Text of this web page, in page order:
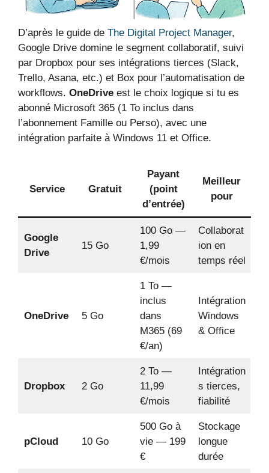
D’après le guide de The Digital Project Manager,
Google Drive domine le segment collaboratif, suivi
par Dropbox pour ses intégrations tierces (Slack,
Trello, Asana, etc.) et Box pour l’automatisation de
workflows. OneDrive est le choix logique si tu es
abonné Microsoft 365 (1 To inclus dans
l’abonnement Famille ou Perso), avec une
intégration parfaite à Windows 11 et Office.
Service Gratuit
Payant
(point
d’entrée)
Meilleur
pour
Google
Drive
15 Go
100 Go —
1,99
€/mois
Collaborat
ion en
temps réel
OneDrive 5 Go
1 To —
inclus
dans
M365 (69
€/an)
Intégration
Windows
& Office
Dropbox 2 Go
2 To —
11,99
€/mois
Intégration
s tierces,
fiabilité
pCloud 10 Go
500 Go à
vie — 199
€
Stockage
longue
durée